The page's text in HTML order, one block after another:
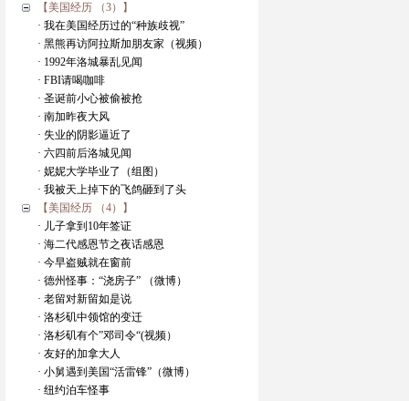
【美国经历 （3）】
· 我在美国经历过的“种族歧视”
· 黑熊再访阿拉斯加朋友家（视频）
· 1992年洛城暴乱见闻
· FBI请喝咖啡
· 圣诞前小心被偷被抢
· 南加昨夜大风
· 失业的阴影逼近了
· 六四前后洛城见闻
· 妮妮大学毕业了（组图）
· 我被天上掉下的飞鸽砸到了头
【美国经历 （4）】
· 儿子拿到10年签证
· 海二代感恩节之夜话感恩
· 今早盗贼就在窗前
· 德州怪事：“浇房子” （微博）
· 老留对新留如是说
· 洛杉矶中领馆的变迁
· 洛杉矶有个”邓司令“(视频）
· 友好的加拿大人
· 小舅遇到美国“活雷锋”（微博）
· 纽约泊车怪事